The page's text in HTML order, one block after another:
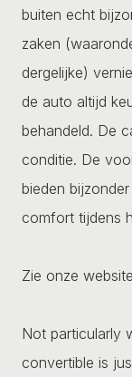
buiten echt
zaken
dergelijke)
de auto altijd
behandeld. De
conditie. De
bieden
comfort tijdens
Zie onze
Not particularly
convertible is